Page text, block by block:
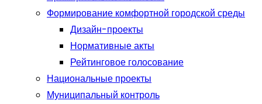
Формирование комфортной городской среды
Дизайн-проекты
Нормативные акты
Рейтинговое голосование
Национальные проекты
Муниципальный контроль